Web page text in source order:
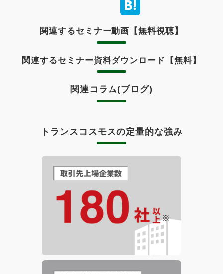
関連するセミナー動画【無料視聴】
関連するセミナー資料ダウンロード【無料】
関連コラム(ブログ)
トランスコスモスの定量的な強み